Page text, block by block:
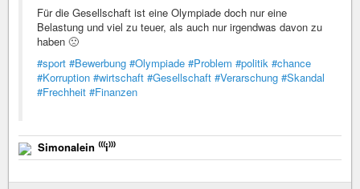
Für die Gesellschaft ist eine Olympiade doch nur eine
Belastung und viel zu teuer, als auch nur irgendwas davon zu
haben 🙁
#sport #Bewerbung #Olympiade #Problem #politik #chance
#Korruption #wirtschaft #Gesellschaft #Verarschung #Skandal
#Frechheit #Finanzen
Simonalein ⁽⁽⁽i⁾⁾⁾